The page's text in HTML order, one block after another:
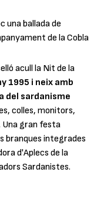
una ballada de
de la Cobla
acull la Nit de la
1995 i neix amb
del sardanisme
colles, monitors,
Una gran festa
branques integrades
d'Aplecs de la
Sardanistes.